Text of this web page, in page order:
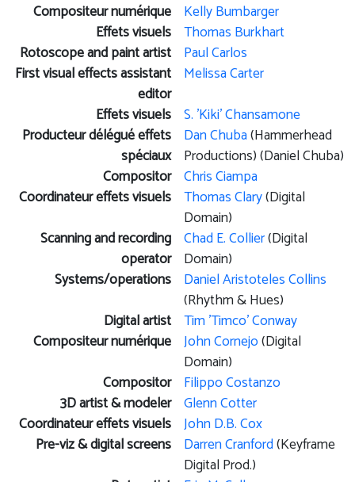
Compositeur numérique Kelly Bumbarger
Effets visuels Thomas Burkhart
Rotoscope and paint artist Paul Carlos
First visual effects assistant
editor
Melissa Carter
Effets visuels S. 'Kiki' Chansamone
Producteur délégué effets
spéciaux
Dan Chuba(Hammerhead
Productions) (Daniel Chuba)
Compositor Chris Ciampa
Coordinateur effets visuels Thomas Clary(Digital
Domain)
Scanning and recording
operator
Chad E. Collier(Digital
Domain)
Systems/operations Daniel Aristoteles Collins
(Rhythm & Hues)
Digital artist Tim 'Timco' Conway
Compositeur numérique John Cornejo(Digital
Domain)
Compositor Filippo Costanzo
3D artist & modeler Glenn Cotter
Coordinateur effets visuels John D.B. Cox
Pre-viz & digital screens Darren Cranford(Keyframe
Digital Prod.)